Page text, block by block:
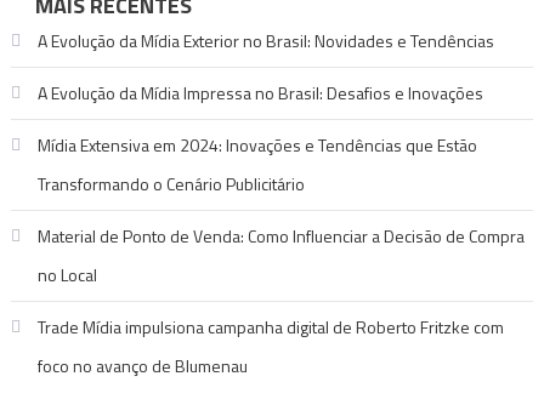
A Evolução da Mídia Exterior no Brasil: Novidades e Tendências
A Evolução da Mídia Impressa no Brasil: Desafios e Inovações
Mídia Extensiva em 2024: Inovações e Tendências que Estão
Transformando o Cenário Publicitário
Material de Ponto de Venda: Como Influenciar a Decisão de Compra
no Local
Trade Mídia impulsiona campanha digital de Roberto Fritzke com
foco no avanço de Blumenau